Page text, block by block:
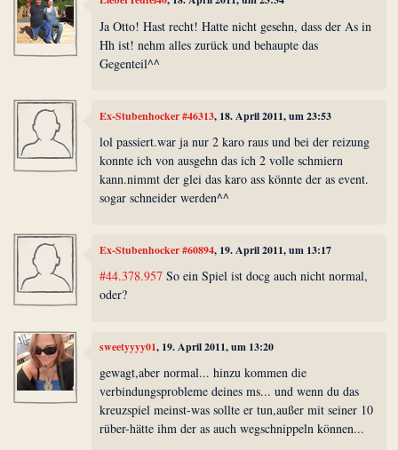
Ja Otto! Hast recht! Hatte nicht gesehn, dass der As in
Hh ist! nehm alles zurück und behaupte das
Gegenteil^^
Ex-Stubenhocker #46313, 18. April 2011, um 23:53
lol passiert.war ja nur 2 karo raus und bei der reizung
konnte ich von ausgehn das ich 2 volle schmiern
kann.nimmt der glei das karo ass könnte der as event.
sogar schneider werden^^
Ex-Stubenhocker #60894, 19. April 2011, um 13:17
#44.378.957 So ein Spiel ist docg auch nicht normal,
oder?
sweetyyyy01, 19. April 2011, um 13:20
gewagt,aber normal... hinzu kommen die
verbindungsprobleme deines ms... und wenn du das
kreuzspiel meinst-was sollte er tun,außer mit seiner 10
rüber-hätte ihm der as auch wegschnippeln können...